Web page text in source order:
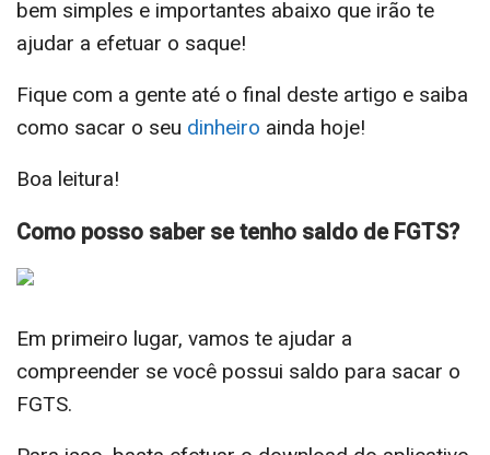
bem simples e importantes abaixo que irão te
ajudar a efetuar o saque!
Fique com a gente até o final deste artigo e saiba
como sacar o seu dinheiro ainda hoje!
Boa leitura!
Como posso saber se tenho saldo de FGTS?
Em primeiro lugar, vamos te ajudar a
compreender se você possui saldo para sacar o
FGTS.